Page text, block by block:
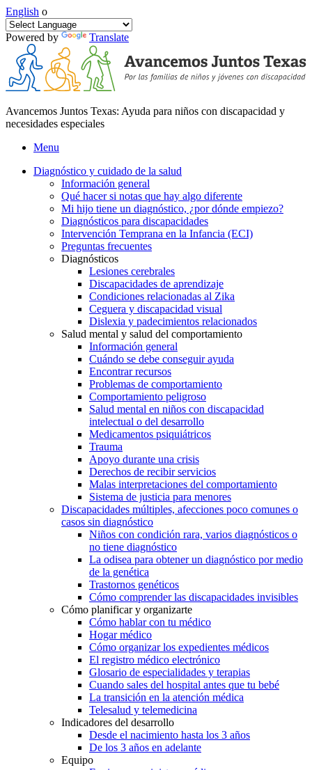
English o
Powered by Translate
Avancemos Juntos Texas: Ayuda para niños con discapacidad y
necesidades especiales
Menu
Diagnóstico y cuidado de la salud
Información general
Qué hacer si notas que hay algo diferente
Mi hijo tiene un diagnóstico, ¿por dónde empiezo?
Diagnósticos para discapacidades
Intervención Temprana en la Infancia (ECI)
Preguntas frecuentes
Diagnósticos
Lesiones cerebrales
Discapacidades de aprendizaje
Condiciones relacionadas al Zika
Ceguera y discapacidad visual
Dislexia y padecimientos relacionados
Salud mental y salud del comportamiento
Información general
Cuándo se debe conseguir ayuda
Encontrar recursos
Problemas de comportamiento
Comportamiento peligroso
Salud mental en niños con discapacidad
intelectual o del desarrollo
Medicamentos psiquiátricos
Trauma
Apoyo durante una crisis
Derechos de recibir servicios
Malas interpretaciones del comportamiento
Sistema de justicia para menores
Discapacidades múltiples, afecciones poco comunes o
casos sin diagnóstico
Niños con condición rara, varios diagnósticos o
no tiene diagnóstico
La odisea para obtener un diagnóstico por medio
de la genética
Trastornos genéticos
Cómo comprender las discapacidades invisibles
Cómo planificar y organizarte
Cómo hablar con tu médico
Hogar médico
Cómo organizar los expedientes médicos
El registro médico electrónico
Glosario de especialidades y terapias
Cuando sales del hospital antes que tu bebé
La transición en la atención médica
Telesalud y telemedicina
Indicadores del desarrollo
Desde el nacimiento hasta los 3 años
De los 3 años en adelante
Equipo